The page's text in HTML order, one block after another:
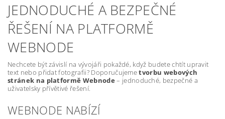
JEDNODUCHÉ A BEZPEČNÉ
ŘEŠENÍ NA PLATFORMĚ
WEBNODE
Nechcete být závislí na vývojáři pokaždé, když budete chtít upravit
text nebo přidat fotografii? Doporučujemetvorbu webových
stránek na platformě Webnode – jednoduché, bezpečné a
uživatelsky přívětivé řešení.
WEBNODE NABÍZÍ